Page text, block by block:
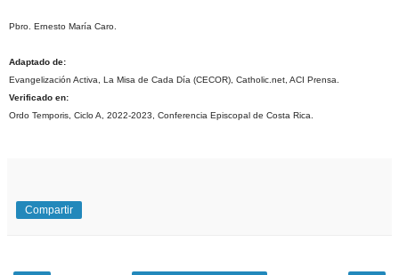
Pbro. Ernesto María Caro.
Adaptado de:
Evangelización Activa, La Misa de Cada Día (CECOR), Catholic.net, ACI Prensa.
Verificado en:
Ordo Temporis, Ciclo A, 2022-2023, Conferencia Episcopal de Costa Rica.
Compartir